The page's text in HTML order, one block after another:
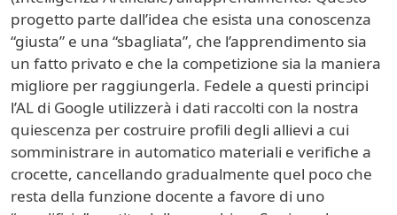
progetto parte dall’idea che esista una conoscenza
“giusta” e una “sbagliata”, che l’apprendimento sia
un fatto privato e che la competizione sia la maniera
migliore per raggiungerla. Fedele a questi principi
l’AL di Google utilizzerà i dati raccolti con la nostra
quiescenza per costruire profili degli allievi a cui
somministrare in automatico materiali e verifiche a
crocette, cancellando gradualmente quel poco che
resta della funzione docente a favore di uno